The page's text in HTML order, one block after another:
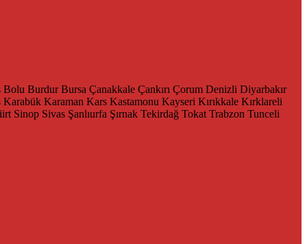
Bolu Burdur Bursa Çanakkale Çankırı Çorum Denizli Diyarbakır
Karabük Karaman Kars Kastamonu Kayseri Kırıkkale Kırklareli
Sinop Sivas Şanlıurfa Şırnak Tekirdağ Tokat Trabzon Tunceli